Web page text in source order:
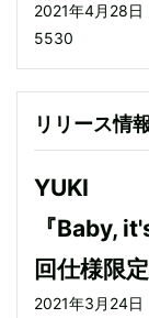
2021年4月28日
5530
リリース情
YUKI
『Baby,
回仕様限
2021年3月24日